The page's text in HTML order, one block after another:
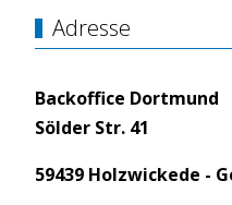
Adresse
Backoffice Dortmund
Sölder Str. 41
59439 Holzwickede -